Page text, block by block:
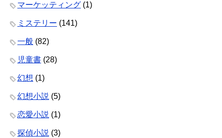
マーケッティング (1)
ミステリー (141)
一般 (82)
児童書 (28)
幻想 (1)
幻想小説 (5)
恋愛小説 (1)
探偵小説 (3)